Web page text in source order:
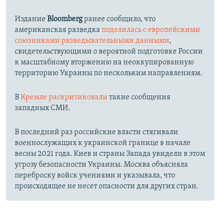
Издание Bloombergранее сообщило, что
американская разведка поделилась с европейскими
союзниками разведывательными данными,
свидетельствующими о вероятной подготовке России
к масштабному вторжению на неоккупированную
территорию Украины по нескольким направлениям.
ВКремле раскритиковали такие сообщения
западных СМИ.
В последний раз российские власти стягивали
военнослужащих к украинской границе в начале
весны 2021 года. Киев и страны Запада увидели в этом
угрозу безопасности Украины. Москва объясняла
переброску войск учениями и указывала, что
происходящее не несет опасности для других стран.